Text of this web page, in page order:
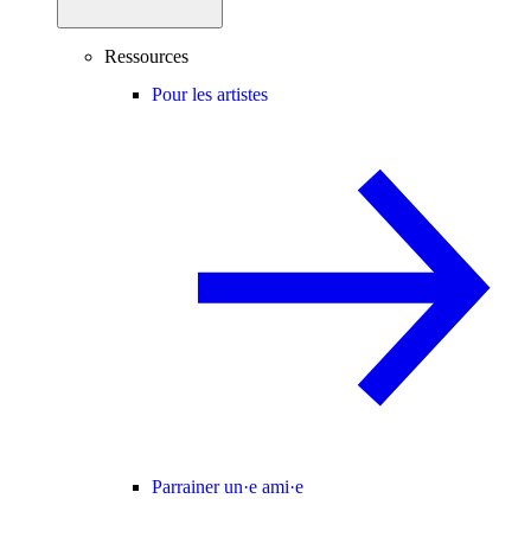
Ressources
Pour les artistes
Parrainer un·e ami·e